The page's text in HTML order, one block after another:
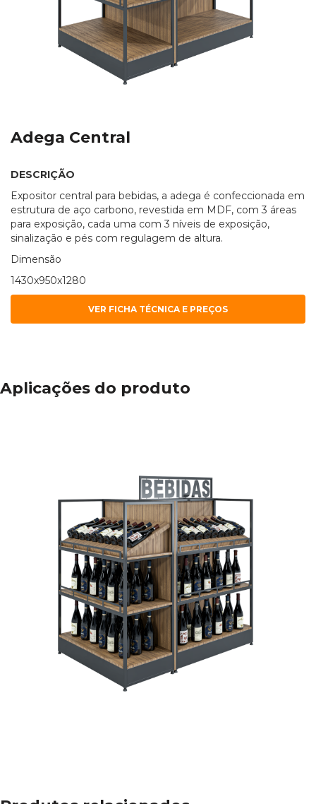
Adega Central
DESCRIÇÃO
Expositor central para bebidas, a adega é confeccionada em
estrutura de aço carbono, revestida em MDF, com 3 áreas
para exposição, cada uma com 3 níveis de exposição,
sinalização e pés com regulagem de altura.
Dimensão
1430x950x1280
Aplicações do produto